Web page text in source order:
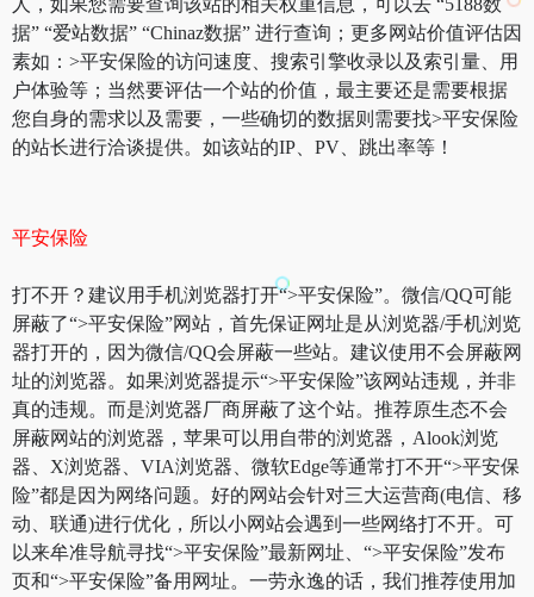
据” “爱站数据” “Chinaz数据” 进行查询；更多网站价值评估因
素如：>平安保险的访问速度、搜索引擎收录以及索引量、用
户体验等；当然要评估一个站的价值，最主要还是需要根据
您自身的需求以及需要，一些确切的数据则需要找>平安保险
的站长进行洽谈提供。如该站的IP、PV、跳出率等！
平安保险
打不开？建议用手机浏览器打开“>平安保险”。微信/QQ可能
屏蔽了“>平安保险”网站，首先保证网址是从浏览器/手机浏览
器打开的，因为微信/QQ会屏蔽一些站。建议使用不会屏蔽网
址的浏览器。如果浏览器提示“>平安保险”该网站违规，并非
真的违规。而是浏览器厂商屏蔽了这个站。推荐原生态不会
屏蔽网站的浏览器，苹果可以用自带的浏览器，Alook浏览
器、X浏览器、VIA浏览器、微软Edge等通常打不开“>平安保
险”都是因为网络问题。好的网站会针对三大运营商(电信、移
动、联通)进行优化，所以小网站会遇到一些网络打不开。可
以来牟准导航寻找“>平安保险”最新网址、“>平安保险”发布
页和“>平安保险”备用网址。一劳永逸的话，我们推荐使用加